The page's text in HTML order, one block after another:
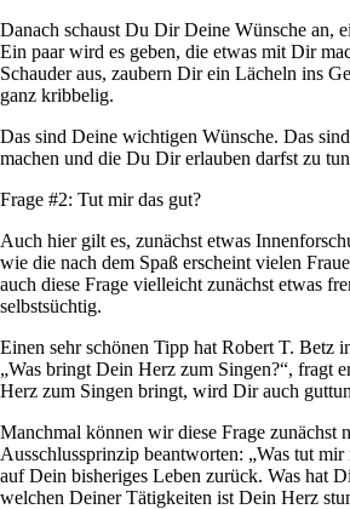
Danach schaust Du Dir Deine Wünsche an,
Ein paar wird es geben, die etwas mit Dir
Schauder aus, zaubern Dir ein Lächeln ins
ganz kribbelig.
Das sind Deine wichtigen Wünsche. Das
machen und die Du Dir erlauben darfst zu
Frage #2: Tut mir das gut?
Auch hier gilt es, zunächst etwas
wie die nach dem Spaß erscheint vielen
auch diese Frage vielleicht zunächst etwas
selbstsüchtig.
Einen sehr schönen Tipp hat Robert T. Betz
„Was bringt Dein Herz zum Singen?“, fragt
Herz zum Singen bringt, wird Dir auch
Manchmal können wir diese Frage zunächst
Ausschlussprinzip beantworten: „Was tut mir
auf Dein bisheriges Leben zurück. Was hat
welchen Deiner Tätigkeiten ist Dein Herz